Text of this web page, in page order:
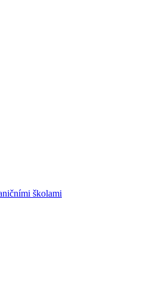
školami